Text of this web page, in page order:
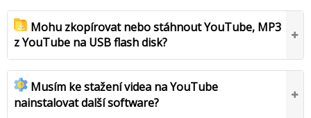
Mohu zkopírovat nebo stáhnout YouTube, MP3
z YouTube na USB flash disk?
Musím ke stažení videa na YouTube
nainstalovat další software?